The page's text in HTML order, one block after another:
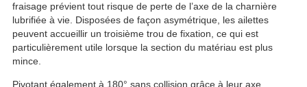
fraisage prévient tout risque de perte de l’axe de la charnière
lubrifiée à vie. Disposées de façon asymétrique, les ailettes
peuvent accueillir un troisième trou de fixation, ce qui est
particulièrement utile lorsque la section du matériau est plus
mince.
Pivotant également à 180° sans collision grâce à leur axe